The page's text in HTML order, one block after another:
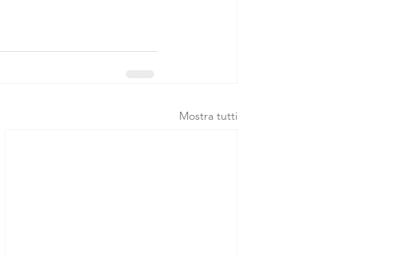
Mostra tutti